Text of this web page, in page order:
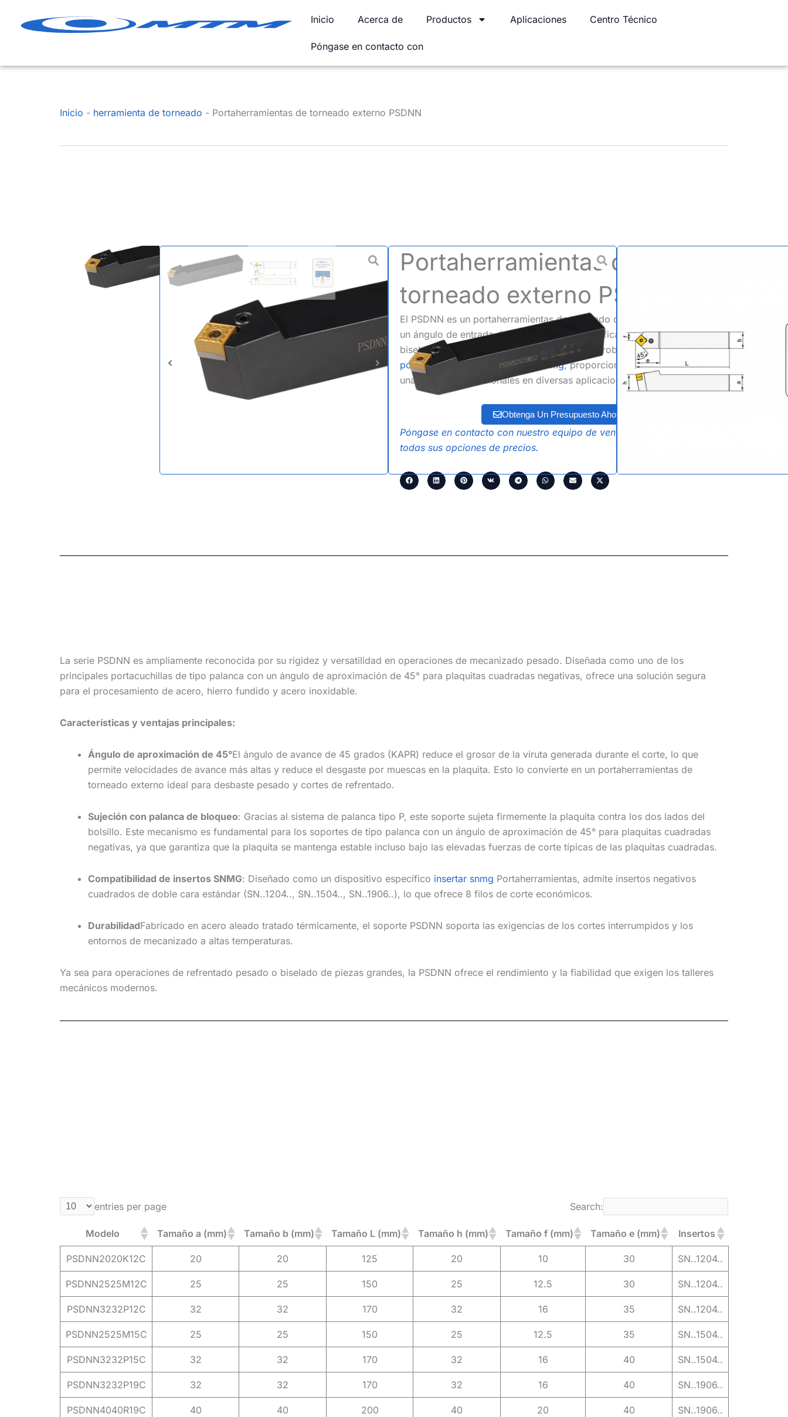
Inicio Acerca de Productos Aplicaciones Centro Técnico
Póngase en contacto con
Inicio - herramienta de torneado - Portaherramientas de torneado externo PSDNN
Portaherramientas de
torneado externo PSDNN
El PSDNN es un portaherramientas de torneado de alta resistencia con
un ángulo de entrada de 45°, diseñado específicamente para refrentar,
biselar y tornear longitudinalmente. Como un robusto
portaherramientas de inserción snmg, proporciona una estabilidad y
una vida útil excepcionales en diversas aplicaciones de mecanizado.
Obtenga Un Presupuesto Ahora
Póngase en contacto con nuestro equipo de ventas para descubrir
todas sus opciones de precios.
La serie PSDNN es ampliamente reconocida por su rigidez y versatilidad en operaciones de mecanizado pesado. Diseñada como uno de los
principales portacuchillas de tipo palanca con un ángulo de aproximación de 45° para plaquitas cuadradas negativas, ofrece una solución segura
para el procesamiento de acero, hierro fundido y acero inoxidable.
Características y ventajas principales:
Ángulo de aproximación de 45°El ángulo de avance de 45 grados (KAPR) reduce el grosor de la viruta generada durante el corte, lo que
permite velocidades de avance más altas y reduce el desgaste por muescas en la plaquita. Esto lo convierte en un portaherramientas de
torneado externo ideal para desbaste pesado y cortes de refrentado.
Sujeción con palanca de bloqueo: Gracias al sistema de palanca tipo P, este soporte sujeta firmemente la plaquita contra los dos lados del
bolsillo. Este mecanismo es fundamental para los soportes de tipo palanca con un ángulo de aproximación de 45° para plaquitas cuadradas
negativas, ya que garantiza que la plaquita se mantenga estable incluso bajo las elevadas fuerzas de corte típicas de las plaquitas cuadradas.
Compatibilidad de insertos SNMG: Diseñado como un dispositivo específico insertar snmg Portaherramientas, admite insertos negativos
cuadrados de doble cara estándar (SN..1204.., SN..1504.., SN..1906..), lo que ofrece 8 filos de corte económicos.
DurabilidadFabricado en acero aleado tratado térmicamente, el soporte PSDNN soporta las exigencias de los cortes interrumpidos y los
entornos de mecanizado a altas temperaturas.
Ya sea para operaciones de refrentado pesado o biselado de piezas grandes, la PSDNN ofrece el rendimiento y la fiabilidad que exigen los talleres
mecánicos modernos.
entries per page Search:
Modelo Tamaño a (mm) Tamaño b (mm) Tamaño L (mm) Tamaño h (mm) Tamaño f (mm) Tamaño e (mm) Insertos
PSDNN2020K12C 20 20 125 20 10 30 SN..1204..
PSDNN2525M12C 25 25 150 25 12.5 30 SN..1204..
PSDNN3232P12C 32 32 170 32 16 35 SN..1204..
PSDNN2525M15C 25 25 150 25 12.5 35 SN..1504..
PSDNN3232P15C 32 32 170 32 16 40 SN..1504..
PSDNN3232P19C 32 32 170 32 16 40 SN..1906..
PSDNN4040R19C 40 40 200 40 20 40 SN..1906..